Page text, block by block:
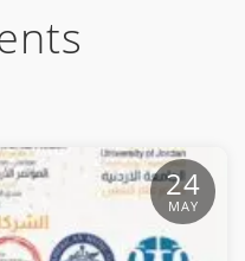
24
MAY